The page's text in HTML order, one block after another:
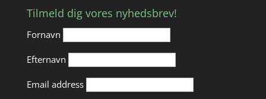
Tilmeld dig vores nyhedsbrev!
Fornavn
Efternavn
Email address